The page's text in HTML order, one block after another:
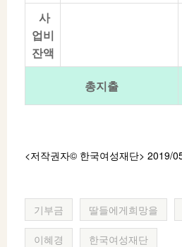
사
업비
잔액
총지출
<저작권자© 한국여성재단> 2019/
기부금 딸들에게희망을
이혜경 한국여성재단